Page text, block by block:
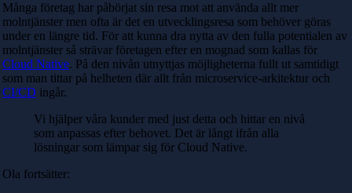
Många företag har påbörjat sin resa mot att använda allt mer
molntjänster men ofta är det en utvecklingsresa som behöver göras
under en längre tid. För att kunna dra nytta av den fulla potentialen av
molntjänster så strävar företagen efter en mognad som kallas för
Cloud Native. På den nivån utnyttjas möjligheterna fullt ut samtidigt
som man tittar på helheten där allt från microservice-arkitektur och
CI/CD ingår.
Vi hjälper våra kunder med just detta och hittar en nivå
som anpassas efter behovet. Det är långt ifrån alla
lösningar som lämpar sig för Cloud Native.
Ola fortsätter: